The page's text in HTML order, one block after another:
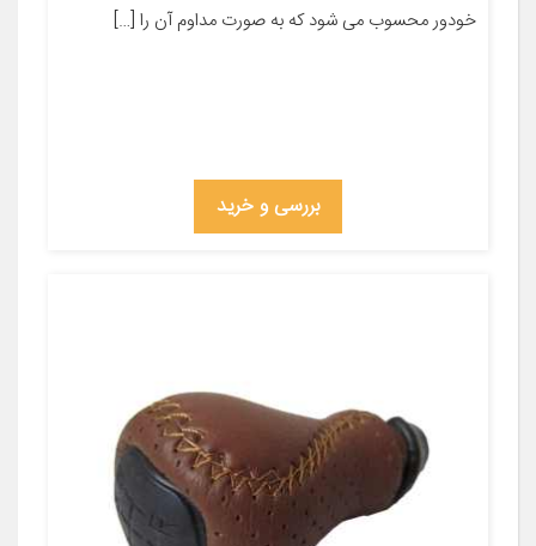
خودور محسوب می شود که به صورت مداوم آن را […]
بررسی و خرید